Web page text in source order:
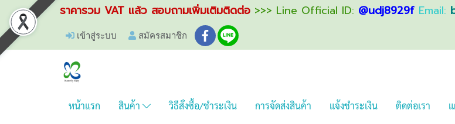
ราคารวม VAT แล้ว สอบถามเพิ่มเติมติดต่อ >>> Line Official ID: @udj8929f Email:
เข้าสู่ระบบ สมัครสมาชิก
หน้าแรก สินค้า วิธีสั่งซื้อ/ชำระเงิน การจัดส่งสินค้า แจ้งชำระเงิน ติดต่อเรา